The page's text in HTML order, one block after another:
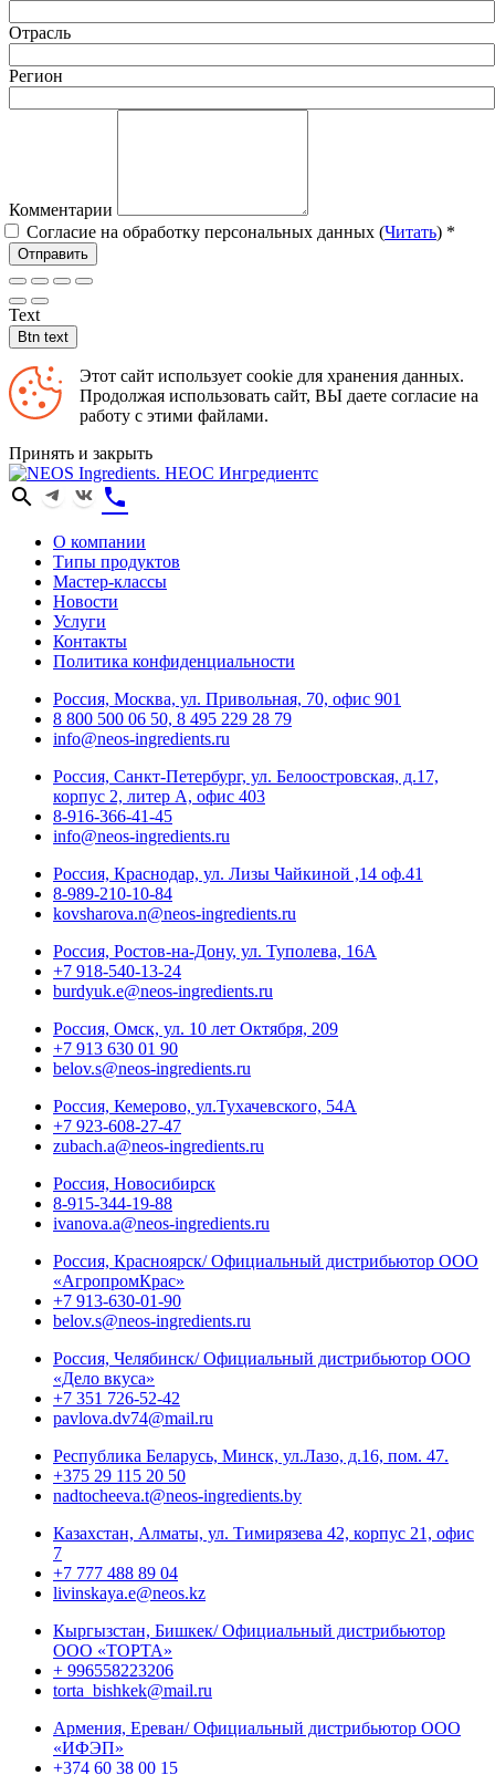
Отрасль
Регион
Комментарии
Согласие на обработку персональных данных (Читать) *
Отправить
Text
Btn text
Этот сайт использует cookie для хранения данных.
Продолжая использовать сайт, ВЫ даете согласие на
работу с этими файлами.
Принять и закрыть
search phone
О компании
Типы продуктов
Мастер-классы
Новости
Услуги
Контакты
Политика конфиденциальности
Россия, Москва, ул. Привольная, 70, офис 901
8 800 500 06 50, 8 495 229 28 79
info@neos-ingredients.ru
Россия, Санкт-Петербург, ул. Белоостровская, д.17,
корпус 2, литер А, офис 403
8-916-366-41-45
info@neos-ingredients.ru
Россия, Краснодар, ул. Лизы Чайкиной ,14 оф.41
8-989-210-10-84
kovsharova.n@neos-ingredients.ru
Россия, Ростов-на-Дону, ул. Туполева, 16А
+7 918-540-13-24
burdyuk.e@neos-ingredients.ru
Россия, Омск, ул. 10 лет Октября, 209
+7 913 630 01 90
belov.s@neos-ingredients.ru
Россия, Кемерово, ул.Тухачевского, 54А
+7 923-608-27-47
zubach.a@neos-ingredients.ru
Россия, Новосибирск
8-915-344-19-88
ivanova.a@neos-ingredients.ru
Россия, Красноярск/ Официальный дистрибьютор ООО
«АгропромКрас»
+7 913-630-01-90
belov.s@neos-ingredients.ru
Россия, Челябинск/ Официальный дистрибьютор ООО
«Дело вкуса»
+7 351 726-52-42
pavlova.dv74@mail.ru
Республика Беларусь, Минск, ул.Лазо, д.16, пом. 47.
+375 29 115 20 50
nadtocheeva.t@neos-ingredients.by
Казахстан, Алматы, ул. Тимирязева 42, корпус 21, офис
7
+7 777 488 89 04
livinskaya.e@neos.kz
Кыргызстан, Бишкек/ Официальный дистрибьютор
ООО «ТОРТА»
+ 996558223206
torta_bishkek@mail.ru
Армения, Ереван/ Официальный дистрибьютор ООО
«ИФЭП»
+374 60 38 00 15